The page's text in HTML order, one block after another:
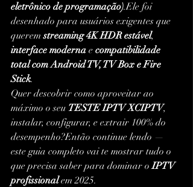
eletrônico de programação).Ele foi
desenhado para usuários exigentes que
querem streaming 4K HDR estável,
interface moderna e compatibilidade
total com Android TV, TV Box e Fire
Stick.
Quer descobrir como aproveitar ao
máximo o seu TESTE IPTV XCIPTV,
instalar, configurar, e extrair 100% do
desempenho?Então continue lendo —
este guia completo vai te mostrar tudo o
que precisa saber para dominar o IPTV
profissional em 2025.